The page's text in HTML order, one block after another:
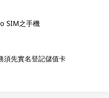
SIM之手機
須先實名登記儲值卡